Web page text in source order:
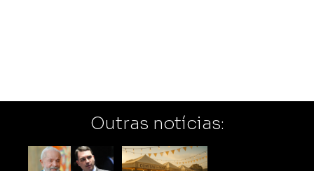
Outras notícias: